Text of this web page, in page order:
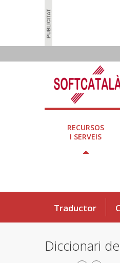
RECURSOS
I SERVEIS
Traductor
Diccionari